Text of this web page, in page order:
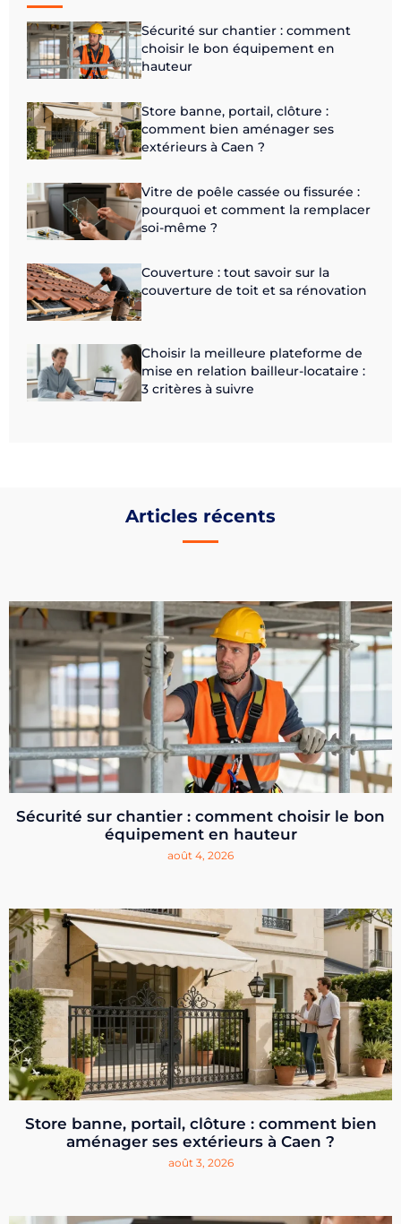
Sécurité sur chantier : comment
choisir le bon équipement en
hauteur
Store banne, portail, clôture :
comment bien aménager ses
extérieurs à Caen ?
Vitre de poêle cassée ou fissurée :
pourquoi et comment la remplacer
soi-même ?
Couverture : tout savoir sur la
couverture de toit et sa rénovation
Choisir la meilleure plateforme de
mise en relation bailleur-locataire :
3 critères à suivre
Articles récents
Sécurité sur chantier : comment choisir le bon
équipement en hauteur
août 4, 2026
Store banne, portail, clôture : comment bien
aménager ses extérieurs à Caen ?
août 3, 2026